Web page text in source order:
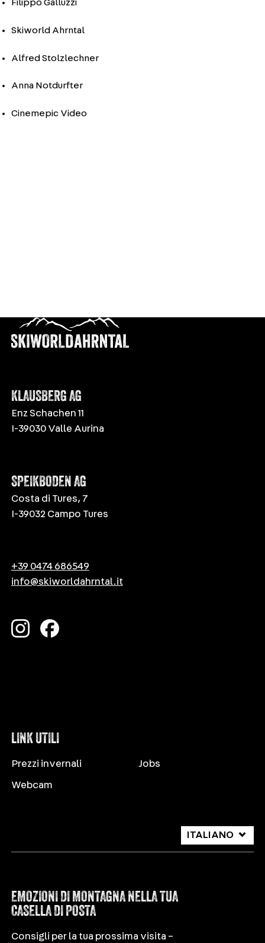
Filippo Galluzzi
Skiworld Ahrntal
Alfred Stolzlechner
Anna Notdurfter
Cinemepic Video
KLAUSBERG AG
Enz Schachen 11
I-39030 Valle Aurina
SPEIKBODEN AG
Costa di Tures, 7
I-39032 Campo Tures
+39 0474 686549
info@skiworldahrntal.it
LINK UTILI
Prezzi invernali
Webcam
Jobs
ITALIANO
DEUTSCH
EMOZIONI DI MONTAGNA NELLA TUA
CASELLA DI POSTA
Consigli per la tua prossima visita –